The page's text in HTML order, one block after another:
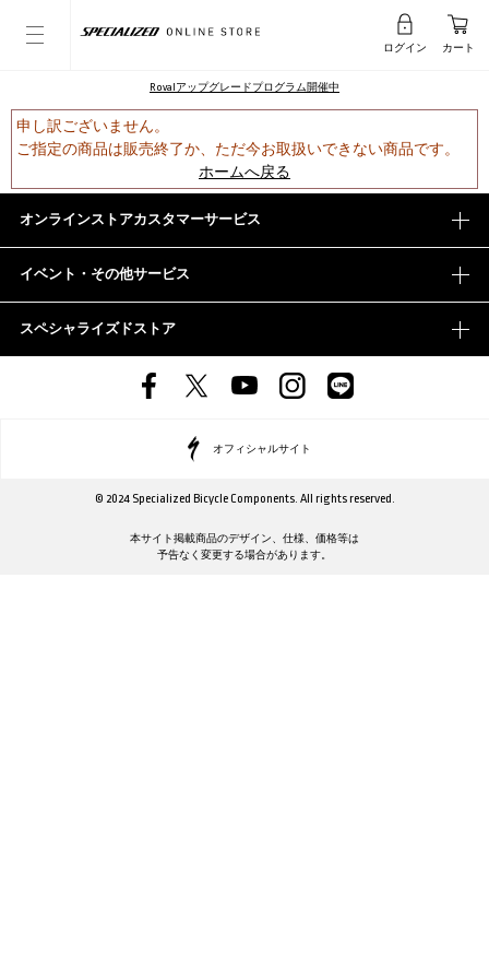
ログイン カート
Rovalアップグレードプログラム開催中
申し訳ございません。
ご指定の商品は販売終了か、ただ今お取扱いできない商品です。
ホームへ戻る
オンラインストアカスタマーサービス
イベント・その他サービス
スペシャライズドストア
オフィシャルサイト
© 2024 Specialized Bicycle Components. All rights reserved.
本サイト掲載商品のデザイン、仕様、価格等は
予告なく変更する場合があります。